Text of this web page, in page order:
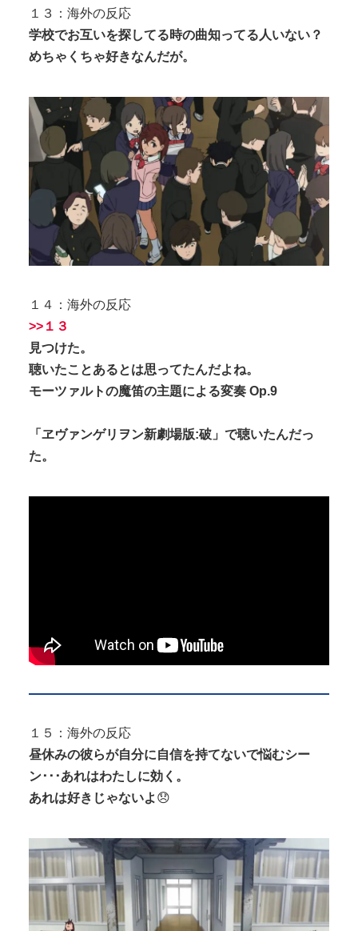
１３：海外の反応
学校でお互いを探してる時の曲知ってる人いない？
めちゃくちゃ好きなんだが。
１４：海外の反応
>>１３
見つけた。
聴いたことあるとは思ってたんだよね。
モーツァルトの魔笛の主題による変奏 Op.9
「ヱヴァンゲリヲン新劇場版:破」で聴いたんだっ
た。
１５：海外の反応
昼休みの彼らが自分に自信を持てないで悩むシー
ン･･･あれはわたしに効く。
あれは好きじゃないよ 😞